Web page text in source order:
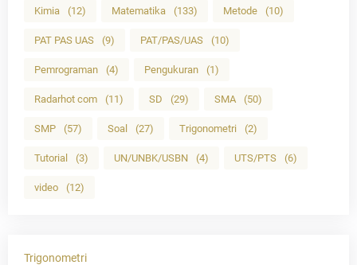
Kimia (12) Matematika (133) Metode (10)
PAT PAS UAS (9) PAT/PAS/UAS (10)
Pemrograman (4) Pengukuran (1)
Radarhot com (11) SD (29) SMA (50)
SMP (57) Soal (27) Trigonometri (2)
Tutorial (3) UN/UNBK/USBN (4) UTS/PTS (6)
video (12)
Trigonometri